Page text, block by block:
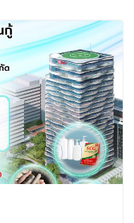
พื่อก้าวเข้าสู่
ยังเตรียมพวก
ดอนาคต”
นักธุรกิจทั่ว
แห่งปี พบ CEO
ดวิสัยทัศน์ธุรกิจ
ค รถแห่” ยกวง